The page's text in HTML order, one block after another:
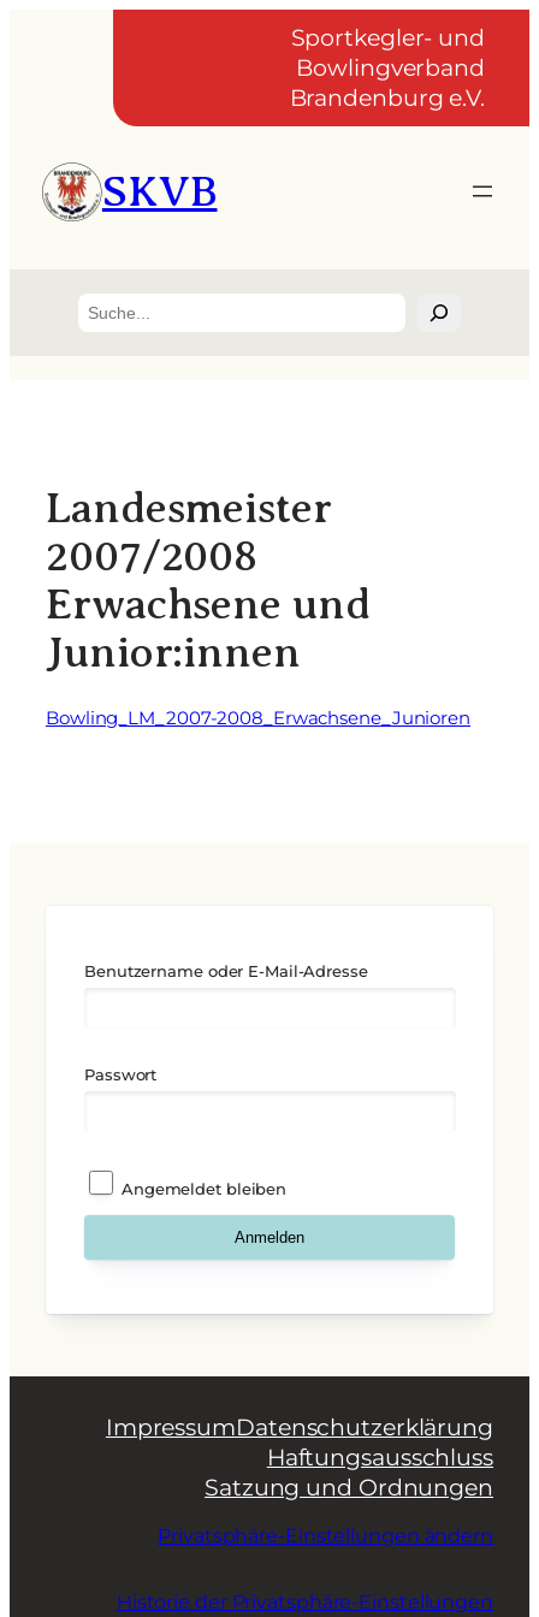
Sportkegler- und
Bowlingverband
Brandenburg e.V.
SKVB
Suchen
Landesmeister
2007/2008
Erwachsene und
Junior:innen
Bowling_LM_2007-2008_Erwachsene_Junioren
Benutzername oder E-Mail-Adresse
Passwort
Angemeldet bleiben
ImpressumDatenschutzerklärung
Haftungsausschluss
Satzung und Ordnungen
Privatsphäre-Einstellungen ändern
Historie der Privatsphäre-Einstellungen